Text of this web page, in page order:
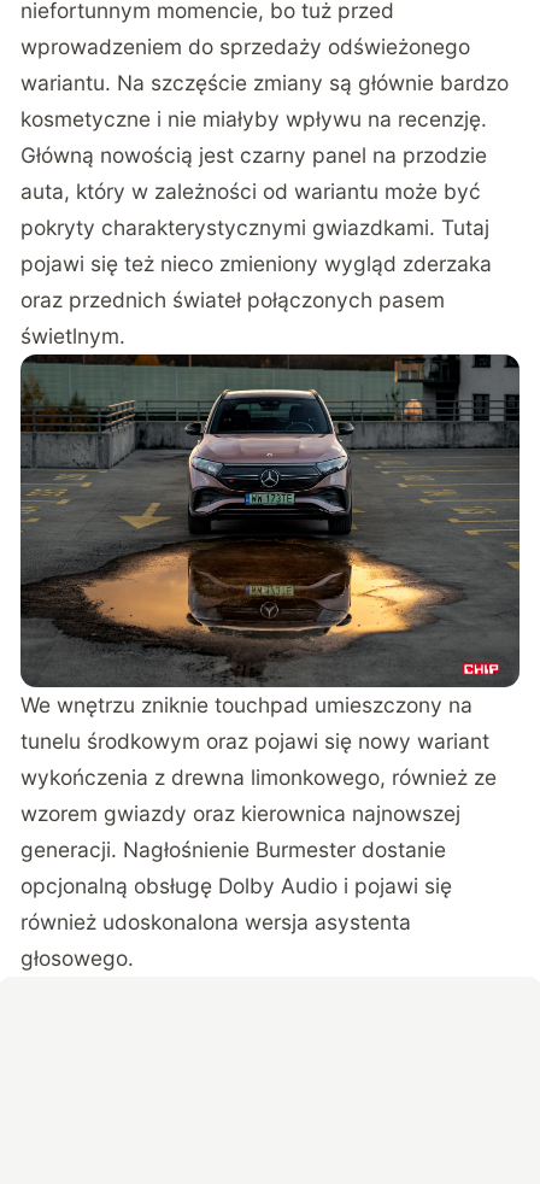
niefortunnym momencie, bo tuż przed
wprowadzeniem do sprzedaży odświeżonego
wariantu. Na szczęście zmiany są głównie bardzo
kosmetyczne i nie miałyby wpływu na recenzję.
Główną nowością jest czarny panel na przodzie
auta, który w zależności od wariantu może być
pokryty charakterystycznymi gwiazdkami. Tutaj
pojawi się też nieco zmieniony wygląd zderzaka
oraz przednich świateł połączonych pasem
świetlnym.
We wnętrzu zniknie touchpad umieszczony na
tunelu środkowym oraz pojawi się nowy wariant
wykończenia z drewna limonkowego, również ze
wzorem gwiazdy oraz kierownica najnowszej
generacji. Nagłośnienie Burmester dostanie
opcjonalną obsługę Dolby Audio i pojawi się
również udoskonalona wersja asystenta
głosowego.